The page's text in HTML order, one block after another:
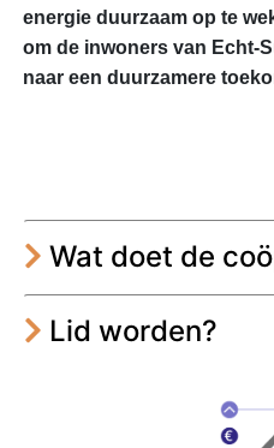
energie duurzaam op te
om de inwoners van Echt-
naar een duurzamere
Wat doet de
Lid worden?